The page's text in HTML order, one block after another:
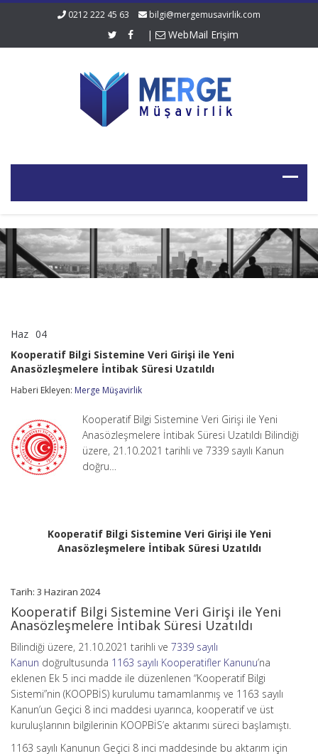
0212 222 45 63 bilgi@mergemusavirlik.com
| WebMail Erişim
Haz 04
Sistemine
Veri
ile
Anasözleşmelere
İntibak
Süresi
Uzatıldı
Kooperatif Bilgi Sistemine Veri Girişi ile Yeni
Anasözleşmelere İntibak Süresi Uzatıldı
Haberi Ekleyen: Merge Müşavirlik
Kooperatif Bilgi Sistemine Veri Girişi ile Yeni
Anasözleşmelere İntibak Süresi Uzatıldı Bilindiği
üzere, 21.10.2021 tarihli ve 7339 sayılı Kanun
doğru…
Kooperatif Bilgi Sistemine Veri Girişi ile Yeni
Anasözleşmelere İntibak Süresi Uzatıldı
Tarih: 3 Haziran 2024
Kooperatif Bilgi Sistemine Veri Girişi ile Yeni
Anasözleşmelere İntibak Süresi Uzatıldı
Bilindiği üzere, 21.10.2021 tarihli ve 7339 sayılı
Kanun doğrultusunda 1163 sayılı Kooperatifler Kanunu’na
eklenen Ek 5 inci madde ile düzenlenen “Kooperatif Bilgi
Sistemi”nin (KOOPBİS) kurulumu tamamlanmış ve 1163 sayılı
Kanun’un Geçici 8 inci maddesi uyarınca, kooperatif ve üst
kuruluşlarının bilgilerinin KOOPBİS’e aktarımı süreci başlamıştı.
1163 sayılı Kanunun Geçici 8 inci maddesinde bu aktarım için